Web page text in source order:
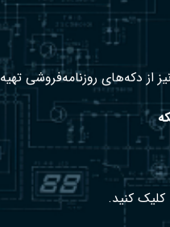
از دکه‌های روزنامه‌فروشی تهیه
کلیک کنید.